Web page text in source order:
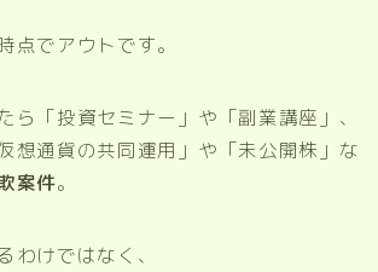
でアウトです。
ら「投資セミナー」や「副業講座」、
想通貨の共同運用」や「未公開株」な
案件。
わけではなく、